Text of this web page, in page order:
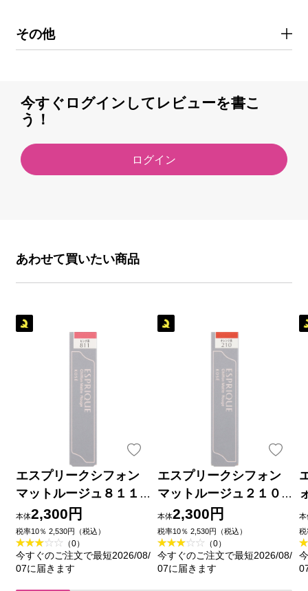
その他
今すぐログインしてレビューを書こ
う！
ログイン
あわせて買いたい商品
エスプリークシフォン
マットルージュ８１１
６ｇ コーセー
本体2,300円
税率10％ 2,530円（税込）
（0）
今すぐのご注文で最短2026/08/
07に届きます
エスプリークシフォン
マットルージュ２１０
６ｇ コーセー
本体2,300円
税率10％ 2,530円（税込）
（0）
今すぐのご注文で最短2026/08/
07に届きます
本
税